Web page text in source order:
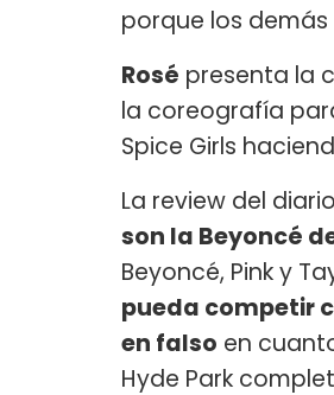
porque los demás
Rosé presenta la
la coreografía
Spice Girls
La review del diario
son la Beyoncé
Beyoncé, Pink y
pueda competir
en falso en
Hyde Park